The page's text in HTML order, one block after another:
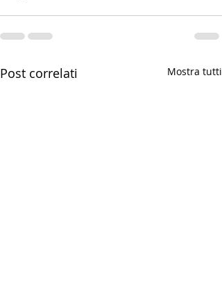
Post correlati Mostra tutti